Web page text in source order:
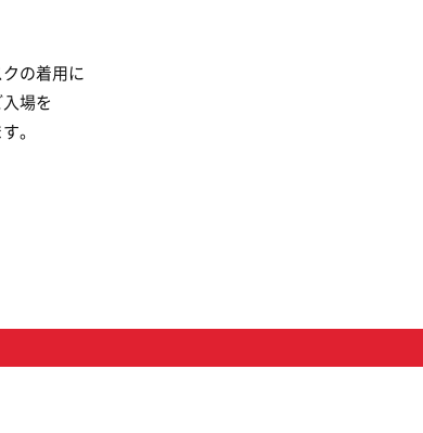
の着用に
場を
。